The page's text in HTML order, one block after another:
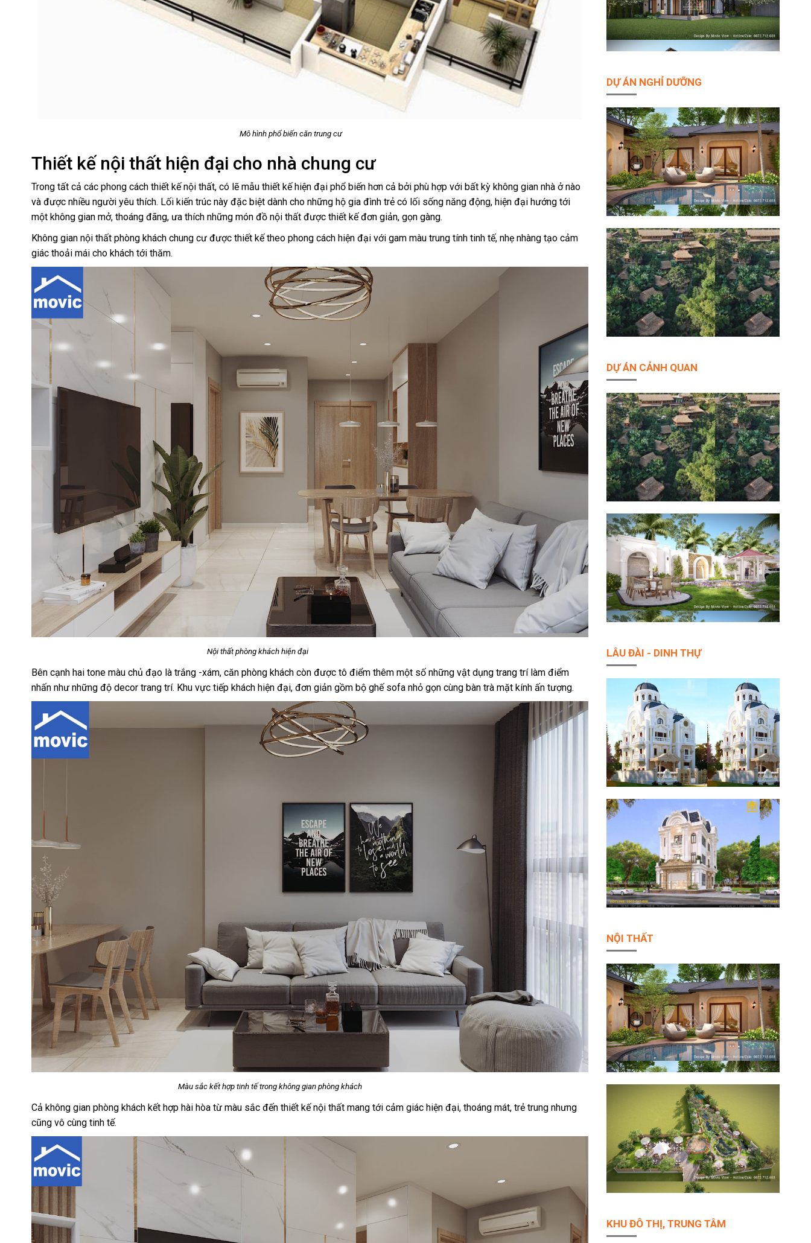
Mô hình phổ biến căn trung cư
Thiết kế nội thất hiện đại cho nhà chung cư
Trong tất cả các phong cách thiết kế nội thất, có lẽ mẫu thiết kế hiện đại phổ biến hơn cả bởi phù hợp với bất kỳ không gian nhà ở nào
và được nhiều người yêu thích. Lối kiến trúc này đặc biệt dành cho những hộ gia đình trẻ có lối sống năng động, hiện đại hướng tới
một không gian mở, thoáng đãng, ưa thích những món đồ nội thất được thiết kế đơn giản, gọn gàng.
Không gian nội thất phòng khách chung cư được thiết kế theo phong cách hiện đại với gam màu trung tính tinh tế, nhẹ nhàng tạo cảm
giác thoải mái cho khách tới thăm.
Nội thất phòng khách hiện đại
Bên cạnh hai tone màu chủ đạo là trắng -xám, căn phòng khách còn được tô điểm thêm một số những vật dụng trang trí làm điểm
nhấn như những độ decor trang trí. Khu vực tiếp khách hiện đại, đơn giản gồm bộ ghế sofa nhỏ gọn cùng bàn trà mặt kính ấn tượng.
Màu sắc kết hợp tinh tế trong không gian phòng khách
Cả không gian phòng khách kết hợp hài hòa từ màu sắc đến thiết kế nội thất mang tới cảm giác hiện đại, thoáng mát, trẻ trung nhưng
cũng vô cùng tinh tế.
DỰ ÁN NGHỈ DƯỠNG
DỰ ÁN CẢNH QUAN
LÂU ĐÀI - DINH THỰ
NỘI THẤT
KHU ĐÔ THỊ, TRUNG TÂM